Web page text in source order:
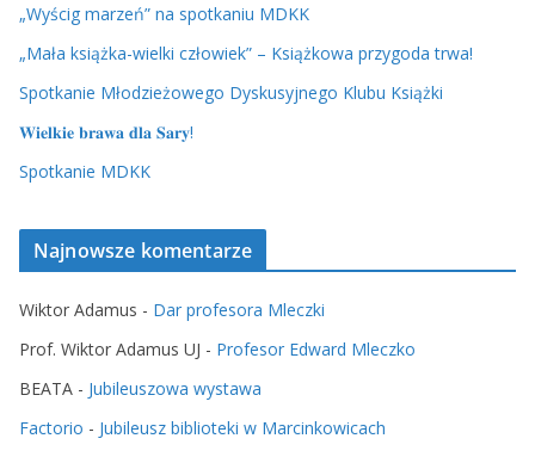
„Wyścig marzeń” na spotkaniu MDKK
„Mała książka-wielki człowiek” – Książkowa przygoda trwa!
Spotkanie Młodzieżowego Dyskusyjnego Klubu Książki
𝐖𝐢𝐞𝐥𝐤𝐢𝐞 𝐛𝐫𝐚𝐰𝐚 𝐝𝐥𝐚 𝐒𝐚𝐫𝐲!
Spotkanie MDKK
Najnowsze komentarze
Wiktor Adamus - Dar profesora Mleczki
Prof. Wiktor Adamus UJ - Profesor Edward Mleczko
BEATA - Jubileuszowa wystawa
Factorio - Jubileusz biblioteki w Marcinkowicach